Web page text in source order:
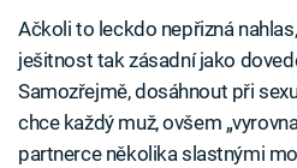
Ačkoli to leckdo nepřizná
ješitnost tak zásadní jako
Samozřejmě, dosáhnout při
chce každý muž, ovšem
partnerce několika slastnými